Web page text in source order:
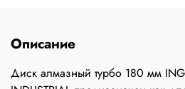
Описание
Диск алмазный турбо 180 мм